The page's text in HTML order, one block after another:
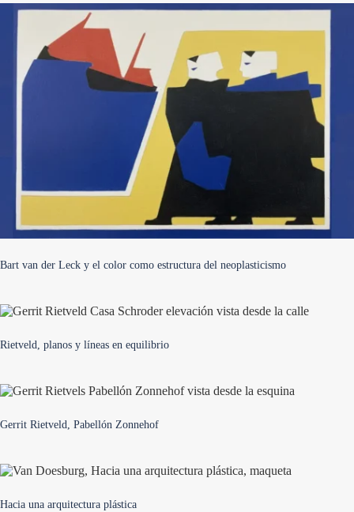
Bart van der Leck y el color como estructura del neoplasticismo
Rietveld, planos y líneas en equilibrio
Gerrit Rietveld, Pabellón Zonnehof
Hacia una arquitectura plástica